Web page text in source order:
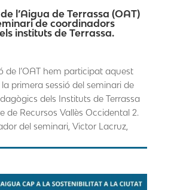
l’Aigua de Terrassa (OAT)
de coordinadors
instituts de Terrassa.
de l’OAT hem participat aquest
primera sessió del seminari de
dels Instituts de Terrassa
de Recursos Vallès Occidental 2.
del seminari, Victor Lacruz,